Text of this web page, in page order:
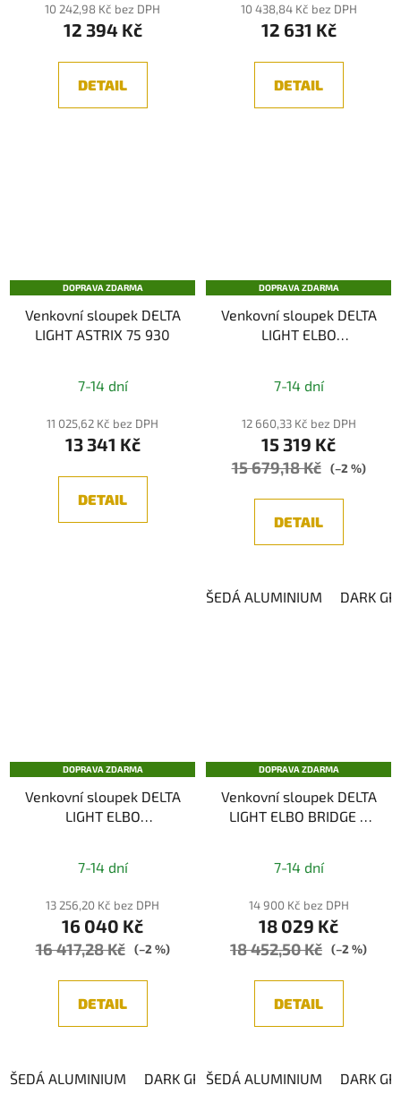
10 242,98 Kč bez DPH
12 394 Kč
DETAIL
10 438,84 Kč bez DPH
12 631 Kč
DETAIL
DOPRAVA ZDARMA
Venkovní sloupek DELTA
LIGHT ASTRIX 75 930
7-14 dní
11 025,62 Kč bez DPH
13 341 Kč
DETAIL
DOPRAVA ZDARMA
Venkovní sloupek DELTA
LIGHT ELBO
7-14 dní
12 660,33 Kč bez DPH
15 319 Kč
15 679,18 Kč (–2 %)
DETAIL
ŠEDÁ ALUMINIUM DARK
DOPRAVA ZDARMA
Venkovní sloupek DELTA
LIGHT ELBO
7-14 dní
13 256,20 Kč bez DPH
16 040 Kč
16 417,28 Kč (–2 %)
DETAIL
ŠEDÁ ALUMINIUM DARK GREY
DOPRAVA ZDARMA
Venkovní sloupek DELTA
LIGHT ELBO BRIDGE P
7-14 dní
14 900 Kč bez DPH
18 029 Kč
18 452,50 Kč (–2 %)
DETAIL
ŠEDÁ ALUMINIUM DARK